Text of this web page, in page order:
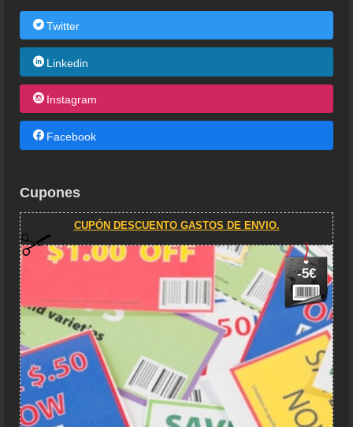
Twitter
Linkedin
Instagram
Facebook
Cupones
CUPÓN DESCUENTO GASTOS DE ENVIO.
-5€